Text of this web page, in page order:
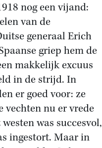
nog een vijand:
van de
generaal Erich
griep hem de
makkelijk excuus
in de strijd. In
er goed voor: ze
vechten nu er vrede
was succesvol,
ingestort. Maar in